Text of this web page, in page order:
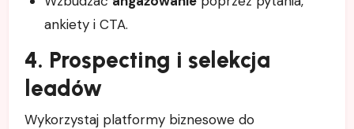
ankiety i CTA.
4. Prospecting i selekcja
leadów
Wykorzystaj platformy biznesowe do